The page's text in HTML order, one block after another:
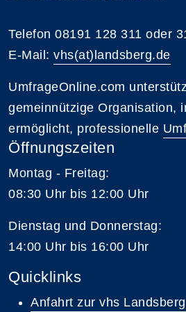
Telefon 08191 128 311 oder
E-Mail: vhs(at)landsberg.de
UmfrageOnline.com
gemeinnützige Organisation,
ermöglicht, professionelle
Öffnungszeiten
Montag - Freitag:
08:30 Uhr bis 12:00 Uhr
Dienstag und Donnerstag:
14:00 Uhr bis 16:00 Uhr
Quicklinks
Anfahrt zur vhs Landsberg